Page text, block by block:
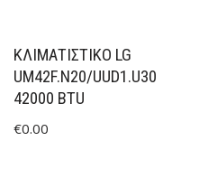
ΚΛΙΜΑΤΙΣΤΙΚΟ LG
UM42F.N20/UUD1.U30
42000 BTU
€0.00